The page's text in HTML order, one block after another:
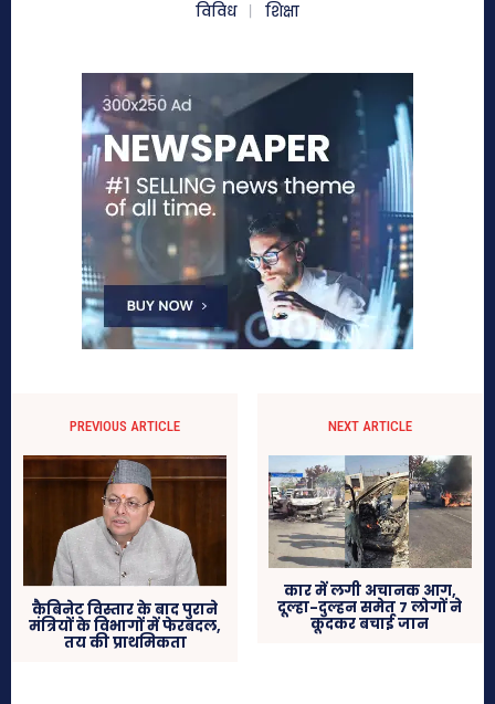
विविध
शिक्षा
PREVIOUS ARTICLE
कैबिनेट विस्तार के बाद पुराने
मंत्रियों के विभागों में फेरबदल,
तय की प्राथमिकता
NEXT ARTICLE
कार में लगी अचानक आग,
दूल्हा-दुल्हन समेत 7 लोगों ने
कूदकर बचाई जान